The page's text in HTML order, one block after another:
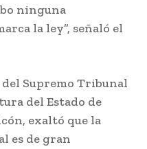
ninguna
la ley”, señaló el
Supremo Tribunal
del Estado de
exaltó que la
es de gran